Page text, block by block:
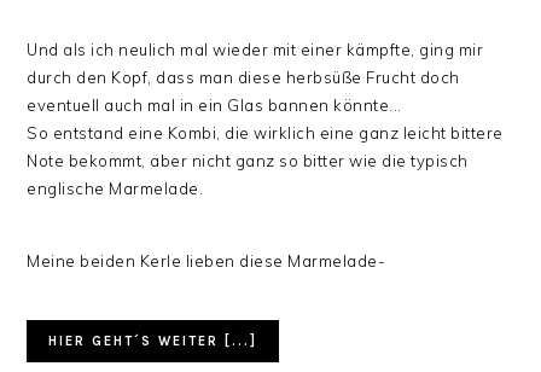
Und als ich neulich mal wieder mit einer kämpfte, ging mir
durch den Kopf, dass man diese herbsüße Frucht doch
eventuell auch mal in ein Glas bannen könnte...
So entstand eine Kombi, die wirklich eine ganz leicht bittere
Note bekommt, aber nicht ganz so bitter wie die typisch
englische Marmelade.
Meine beiden Kerle lieben diese Marmelade-
HIER GEHT´S WEITER [...]